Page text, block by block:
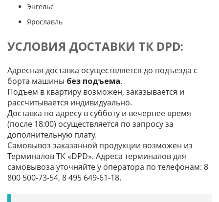
Энгельс
Ярославль
УСЛОВИЯ ДОСТАВКИ ТК DPD:
Адресная доставка осуществляется до подъезда с
борта машины без подъема.
Подъем в квартиру возможен, заказывается и
рассчитывается индивидуально.
Доставка по адресу в субботу и вечернее время
(после 18:00) осуществляется по запросу за
дополнительную плату.
Самовывоз заказанной продукции возможен из
Терминалов ТК «DPD». Адреса терминалов для
самовывоза уточняйте у оператора по телефонам: 8
800 500-73-54, 8 495 649-61-18.